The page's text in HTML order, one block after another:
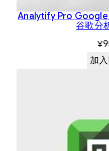
Analytify Pro
谷歌分
¥
加